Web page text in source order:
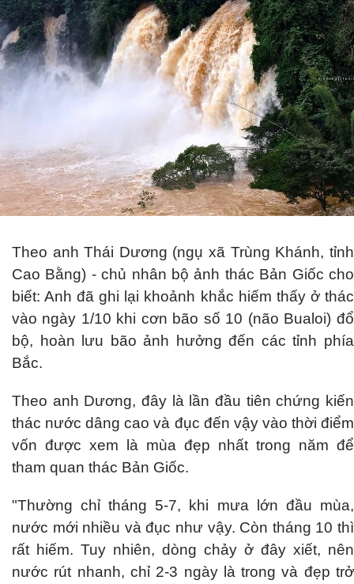
Theo anh Thái Dương (ngụ xã Trùng Khánh, tỉnh
Cao Bằng) - chủ nhân bộ ảnh thác Bản Giốc cho
biết: Anh đã ghi lại khoảnh khắc hiếm thấy ở thác
vào ngày 1/10 khi cơn bão số 10 (não Bualoi) đổ
bộ, hoàn lưu bão ảnh hưởng đến các tỉnh phía
Bắc.
Theo anh Dương, đây là lần đầu tiên chứng kiến
thác nước dâng cao và đục đến vậy vào thời điểm
vốn được xem là mùa đẹp nhất trong năm để
tham quan thác Bản Giốc.
"Thường chỉ tháng 5-7, khi mưa lớn đầu mùa,
nước mới nhiều và đục như vậy. Còn tháng 10 thì
rất hiếm. Tuy nhiên, dòng chảy ở đây xiết, nên
nước rút nhanh, chỉ 2-3 ngày là trong và đẹp trở